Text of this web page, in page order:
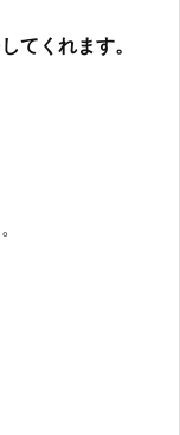
てくれます。